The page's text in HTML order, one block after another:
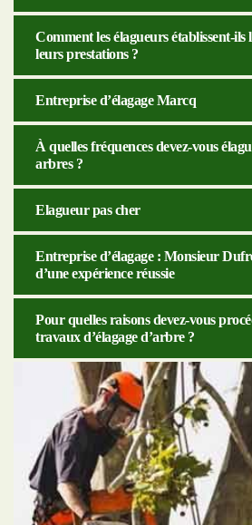
Comment les élagueurs établissent-ils
leurs prestations ?
Entreprise d’élagage Marcq
À quelles fréquences devez-vous
arbres ?
Elagueur pas cher
Entreprise d’élagage : Monsieur
d’une expérience réussie
Pour quelles raisons devez-vous
travaux d’élagage d’arbre ?